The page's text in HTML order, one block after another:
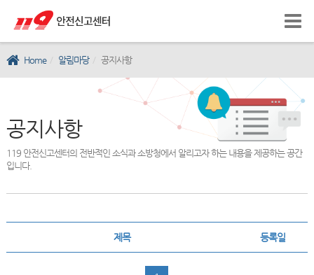
Home 알림마당 공지사항
공지사항
119 안전신고센터의 전반적인 소식과 소방청에서 알리고자 하는 내용을 제공하는 공간
입니다.
제목 등록일